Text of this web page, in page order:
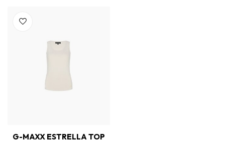
G-MAXX ESTRELLA TOP